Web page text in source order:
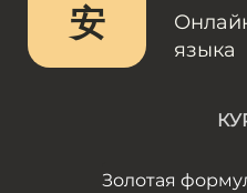
安
языка
Золотая